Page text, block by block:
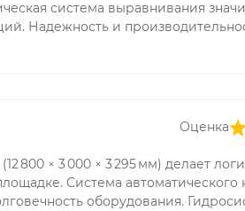
система выравнивания
Надежность и
Оценка
800 × 3 000 × 3 295 мм) делает
Система автоматического
оборудования.